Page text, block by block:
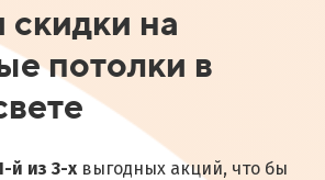
на
потолки в
й из 3-х выгодных акций, что бы